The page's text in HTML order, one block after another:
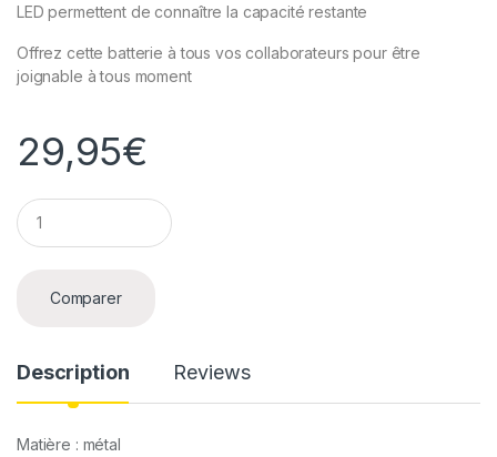
LED permettent de connaître la capacité restante
Offrez cette batterie à tous vos collaborateurs pour être
joignable à tous moment
29,95€
Q
u
a
Comparer
Description Reviews
Matière : métal